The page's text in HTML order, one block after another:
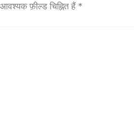
आवश्यक फ़ील्ड चिह्नित हैं *